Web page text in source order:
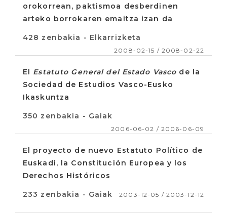
orokorrean, paktismoa desberdinen
arteko borrokaren emaitza izan da
428 zenbakia - Elkarrizketa
2008-02-15 / 2008-02-22
El Estatuto General del Estado Vasco de la
Sociedad de Estudios Vasco-Eusko
Ikaskuntza
350 zenbakia - Gaiak
2006-06-02 / 2006-06-09
El proyecto de nuevo Estatuto Político de
Euskadi, la Constitución Europea y los
Derechos Históricos
233 zenbakia - Gaiak 2003-12-05 / 2003-12-12